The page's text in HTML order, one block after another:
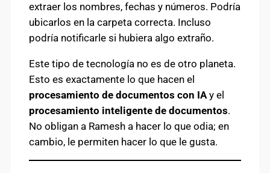
extraer los nombres, fechas y números. Podría
ubicarlos en la carpeta correcta. Incluso
podría notificarle si hubiera algo extraño.
Este tipo de tecnología no es de otro planeta.
Esto es exactamente lo que hacen el
procesamiento de documentos con IAy el
procesamiento inteligente de documentos.
No obligan a Ramesh a hacer lo que odia; en
cambio, le permiten hacer lo que le gusta.